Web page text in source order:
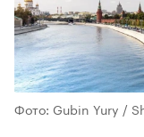
Фото: Gubin Yury /